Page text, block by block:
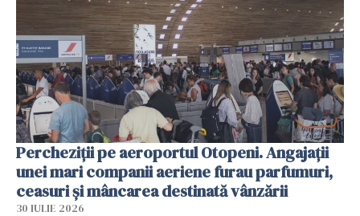
Percheziții pe aeroportul Otopeni. Angajații
unei mari companii aeriene furau parfumuri,
ceasuri și mâncarea destinată vânzării
30 IULIE 2026